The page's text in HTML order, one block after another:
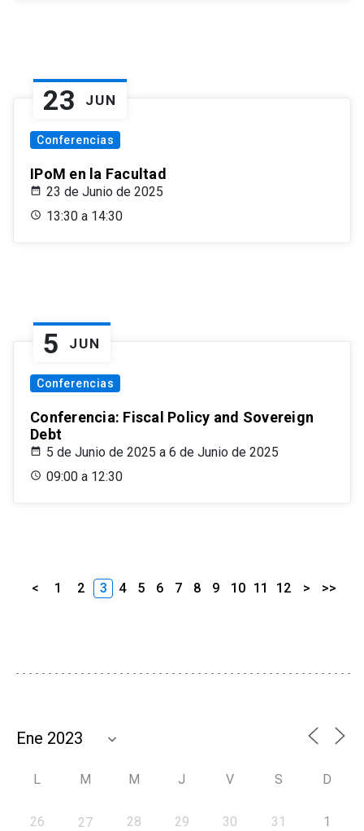
23 JUN
Conferencias
IPoM en la Facultad
23 de Junio de 2025
13:30 a 14:30
5 JUN
Conferencias
Conferencia: Fiscal Policy and Sovereign
Debt
5 de Junio de 2025 a 6 de Junio de 2025
09:00 a 12:30
< 1 2 3 4 5 6 7 8 9 10 11 12 > >>
L M M J V S D
26 27 28 29 30 31 1